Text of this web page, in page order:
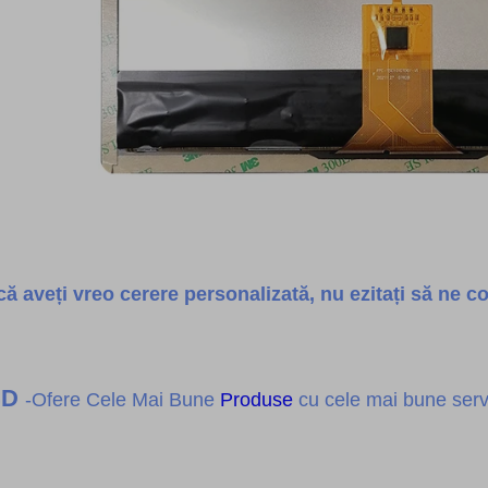
aveți vreo cerere personalizată, nu ezitați să ne
-Ofere Cele Mai Bune Produse cu cele mai bune